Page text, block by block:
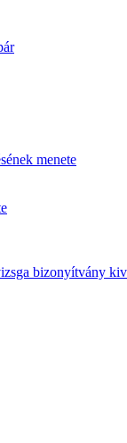
menete
bizonyítvány